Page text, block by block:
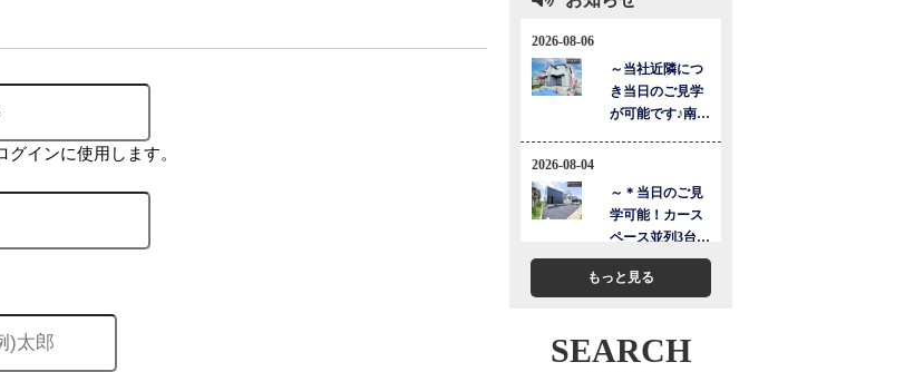
インに使用します。
もっと見る
SEARCH